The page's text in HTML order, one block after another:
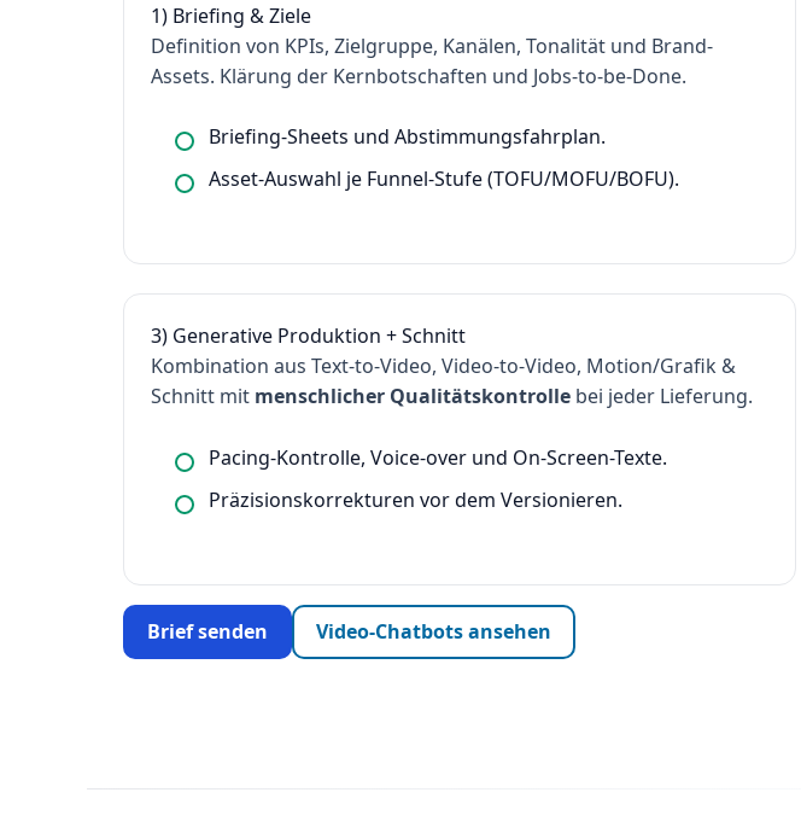
1) Briefing & Ziele
Definition von KPIs, Zielgruppe, Kanälen, Tonalität und Brand-
Assets. Klärung der Kernbotschaften und Jobs-to-be-Done.
Briefing-Sheets und Abstimmungsfahrplan.
Asset-Auswahl je Funnel-Stufe (TOFU/MOFU/BOFU).
3) Generative Produktion + Schnitt
Kombination aus Text-to-Video, Video-to-Video, Motion/Grafik &
Schnitt mit menschlicher Qualitätskontrolle bei jeder Lieferung.
Pacing-Kontrolle, Voice-over und On-Screen-Texte.
Präzisionskorrekturen vor dem Versionieren.
Brief senden Video-Chatbots ansehen